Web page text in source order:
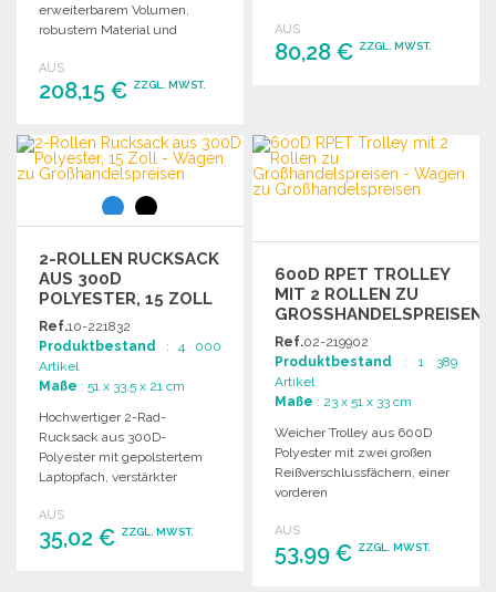
erweiterbarem Volumen,
robustem Material und
Drehgestell. Ideal für Reisen.
AUS
208,15 € ZZGL. MWST.
BESTELLEN
Angebot anfordern
Transport.
AUS
80,28 € ZZGL. MWST.
Angebot anfordern
2-ROLLEN RUCKSACK
AUS 300D
POLYESTER, 15 ZOLL
Ref.10-221832
Produktbestand : 4 000
Artikel
Maße : 51 x 33.5 x 21 cm
Hochwertiger 2-Rad-
Rucksack aus 300D-
Polyester mit gepolstertem
Laptopfach, verstärkter
Fronttaschen.
AUS
35,02 € ZZGL. MWST.
600D RPET TROLLEY
MIT 2 ROLLEN ZU
GROSSHANDELSPREISEN
Ref.02-219902
Produktbestand : 1 389
Artikel
Maße : 23 x 51 x 33 cm
Weicher Trolley aus 600D
Polyester mit zwei großen
Reißverschlussfächern, einer
vorderen
Griffen und zwei Rollen.
AUS
53,99 € ZZGL. MWST.